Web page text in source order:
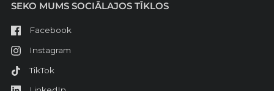
SEKO MUMS SOCIĀLAJOS TĪKLOS
Facebook
Instagram
TikTok